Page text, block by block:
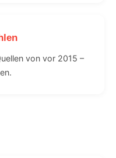
von vor 2015 –